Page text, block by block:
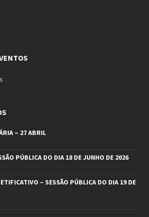
– 27 ABRIL
PÚBLICA DO DIA 18 DE JUNHO DE 2026
– SESSÃO PÚBLICA DO DIA 19 DE